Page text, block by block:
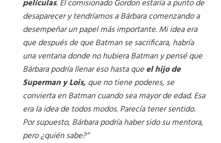
películas. El comisionado Gordon estaría a punto de
desaparecer y tendríamos a Bárbara comenzando a
desempeñar un papel más importante. Mi idea era
que después de que Batman se sacrificara, habría
una ventana donde no hubiera Batman y pensé que
Bárbara podría llenar eso hasta queel hijo de
Superman y Lois,que no tiene poderes, se
convierta en Batman cuando sea mayor de edad. Esa
era la idea de todos modos. Parecía tener sentido.
Por supuesto, Bárbara podría haber sido su mentora,
pero ¿quién sabe?”